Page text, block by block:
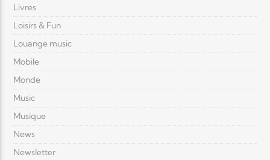
Livres
Loisirs & Fun
Louange music
Mobile
Monde
Music
Musique
News
Newsletter